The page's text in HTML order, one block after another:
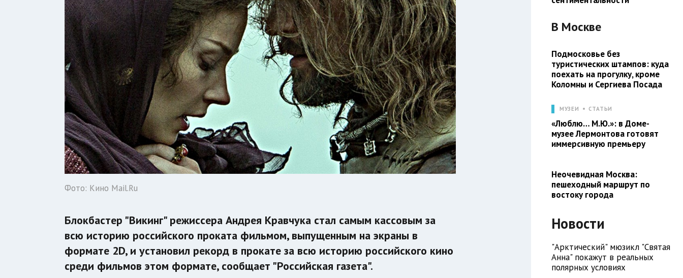
Фото: Кино Mail.Ru
Блокбастер "Викинг" режиссера Андрея Кравчука стал самым кассовым за
всю историю российского проката фильмом, выпущенным на экраны в
формате 2D, и установил рекорд в прокате за всю историю российского кино
среди фильмов этом формате, сообщает "Российская газета".
В Москве
Подмосковье без
туристических штампов: куда
поехать на прогулку, кроме
Коломны и Сергиева Посада
МУЗЕИ СТАТЬИ
«Люблю… М.Ю.»: в Доме-
музее Лермонтова готовят
иммерсивную премьеру
Неочевидная Москва:
пешеходный маршрут по
востоку города
Новости
"Арктический" мюзикл "Святая
Анна" покажут в реальных
полярных условиях